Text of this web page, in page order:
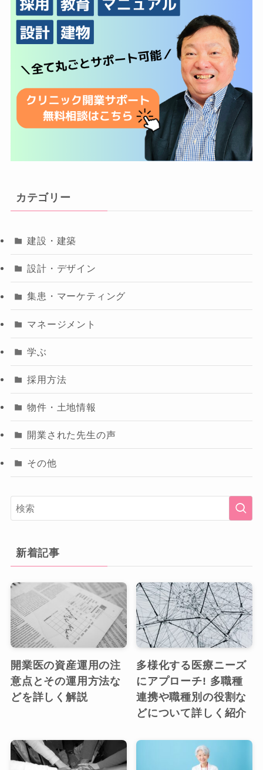
カテゴリー
建設・建築
設計・デザイン
集患・マーケティング
マネージメント
学ぶ
採用方法
物件・土地情報
開業された先生の声
その他
新着記事
開業医の資産運用の注
意点とその運用方法な
どを詳しく解説
多様化する医療ニーズ
にアプローチ! 多職種
連携や職種別の役割な
どについて詳しく紹介